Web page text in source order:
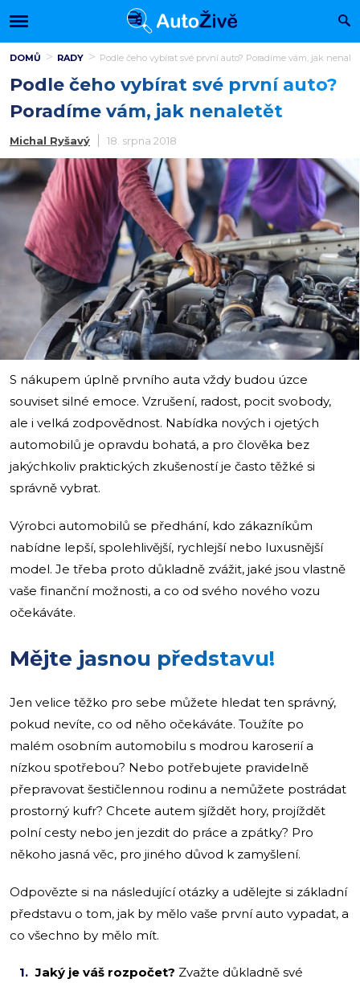
DOMŮ RADY Podle čeho vybírat své první auto? Poradíme vám, jak
Podle čeho vybírat své první auto?
Poradíme vám, jak nenaletět
Michal Ryšavý 18. srpna 2018
S nákupem úplně prvního auta vždy budou úzce
souviset silné emoce. Vzrušení, radost, pocit svobody,
ale i velká zodpovědnost. Nabídka nových i ojetých
automobilů je opravdu bohatá, a pro člověka bez
jakýchkoliv praktických zkušeností je často těžké si
správně vybrat.
Výrobci automobilů se předhání, kdo zákazníkům
nabídne lepší, spolehlivější, rychlejší nebo luxusnější
model. Je třeba proto důkladně zvážit, jaké jsou vlastně
vaše finanční možnosti, a co od svého nového vozu
očekáváte.
Mějte jasnou představu!
Jen velice těžko pro sebe můžete hledat ten správný,
pokud nevíte, co od něho očekáváte. Toužíte po
malém osobním automobilu s modrou karoserií a
nízkou spotřebou? Nebo potřebujete pravidelně
přepravovat šestičlennou rodinu a nemůžete postrádat
prostorný kufr? Chcete autem sjíždět hory, projíždět
polní cesty nebo jen jezdit do práce a zpátky? Pro
někoho jasná věc, pro jiného důvod k zamyšlení.
Odpovězte si na následující otázky a udělejte si základní
představu o tom, jak by mělo vaše první auto vypadat, a
co všechno by mělo mít.
Jaký je váš rozpočet? Zvažte důkladně své